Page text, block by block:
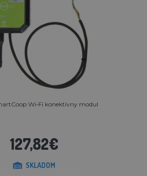
Wi‑Fi konektívny modul
127,82€
SKLADOM